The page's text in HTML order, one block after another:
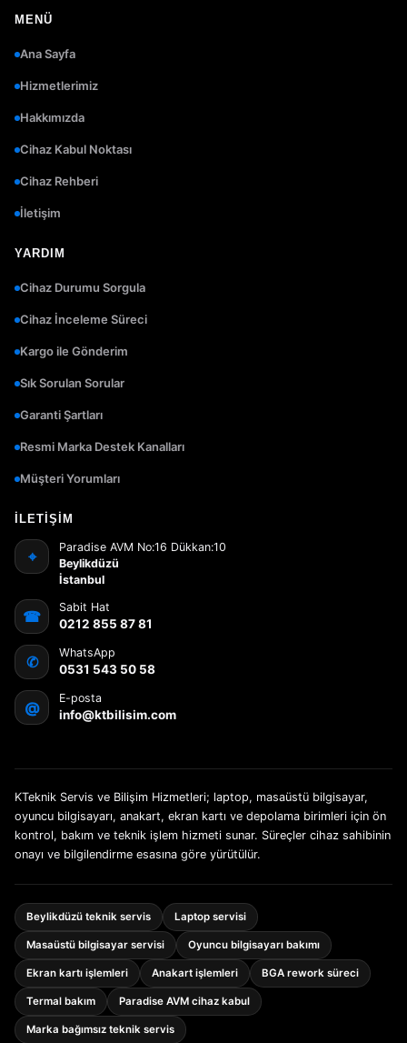
MENÜ
Ana Sayfa
Hizmetlerimiz
Hakkımızda
Cihaz Kabul Noktası
Cihaz Rehberi
İletişim
YARDIM
Cihaz Durumu Sorgula
Cihaz İnceleme Süreci
Kargo ile Gönderim
Sık Sorulan Sorular
Garanti Şartları
Resmi Marka Destek Kanalları
Müşteri Yorumları
İLETIŞIM
⌖
Paradise AVM No:16 Dükkan:10
Beylikdüzü
İstanbul
☎
Sabit Hat
0212 855 87 81
✆
WhatsApp
0531 543 50 58
@
E-posta
info@ktbilisim.com
KTeknik Servis ve Bilişim Hizmetleri; laptop, masaüstü bilgisayar,
oyuncu bilgisayarı, anakart, ekran kartı ve depolama birimleri için ön
kontrol, bakım ve teknik işlem hizmeti sunar. Süreçler cihaz sahibinin
onayı ve bilgilendirme esasına göre yürütülür.
Beylikdüzü teknik servis Laptop servisi
Masaüstü bilgisayar servisi Oyuncu bilgisayarı bakımı
Ekran kartı işlemleri Anakart işlemleri BGA rework süreci
Termal bakım Paradise AVM cihaz kabul
Marka bağımsız teknik servis